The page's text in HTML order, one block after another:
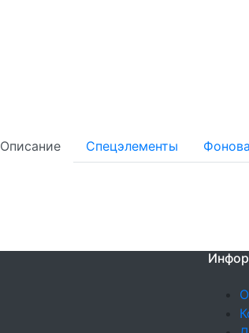
Описание Спецэлементы